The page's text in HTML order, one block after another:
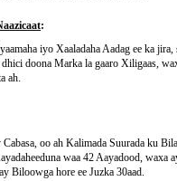
:
iyo Xaaladaha Aadag ee ka
doona Marka la gaaro Xiligaas,
ah.
oo ah Kalimada Suurada ku
waa 42 Aayadood, waxa
Biloowga hore ee Juzka 30aad.